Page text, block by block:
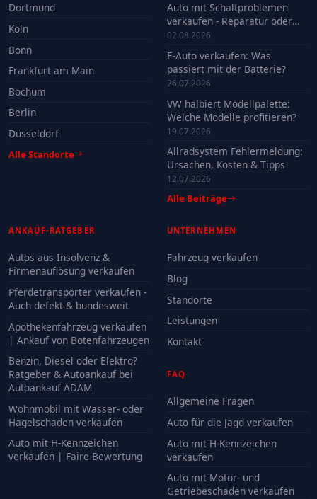
Dortmund
Köln
Bonn
Frankfurt am Main
Bochum
Berlin
Düsseldorf
Alle Standorte
Auto mit Schaltproblemen
verkaufen - Reparatur oder
Verkauf?
02.08.2026
E-Auto verkaufen: Was
passiert mit der Batterie?
26.07.2026
VW halbiert Modellpalette:
Welche Modelle profitieren?
19.07.2026
Allradsystem Fehlermeldung:
Ursachen, Kosten & Tipps
12.07.2026
Alle Beiträge
ANKAUF-RATGEBER
Autos aus Insolvenz &
Firmenauflösung verkaufen
Pferdetransporter verkaufen -
Auch defekt & bundesweit
Apothekenfahrzeug verkaufen
| Ankauf von Botenfahrzeugen
Benzin, Diesel oder Elektro?
Ratgeber & Autoankauf bei
Autoankauf ADAM
Wohnmobil mit Wasser- oder
Hagelschaden verkaufen
Auto mit H-Kennzeichen
verkaufen | Faire Bewertung
UNTERNEHMEN
Fahrzeug verkaufen
Blog
Standorte
Leistungen
Kontakt
FAQ
Allgemeine Fragen
Auto für die Jagd verkaufen
Auto mit H-Kennzeichen
verkaufen
Auto mit Motor- und
Getriebeschaden verkaufen